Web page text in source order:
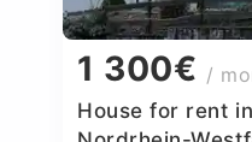
1 300€ /
House for rent